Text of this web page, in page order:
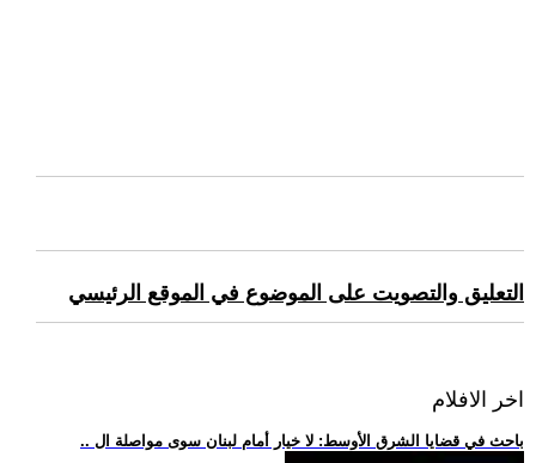
التعليق والتصويت على الموضوع في الموقع الرئيسي
اخر الافلام
.. باحث في قضايا الشرق الأوسط: لا خيار أمام لبنان سوى مواصلة ال